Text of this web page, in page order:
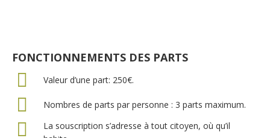
FONCTIONNEMENTS DES PARTS
Valeur d’une part: 250€.
Nombres de parts par personne : 3 parts maximum.
La souscription s’adresse à tout citoyen, où qu’il